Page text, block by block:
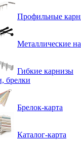
Профильные
Металлические
Гибкие карнизы
брелки
Брелок-карта
Каталог-карта